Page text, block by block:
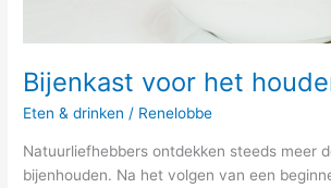
Bijenkast voor het
Eten & drinken / Renelobbe
Natuurliefhebbers ontdekken steeds meer
bijenhouden. Na het volgen van een